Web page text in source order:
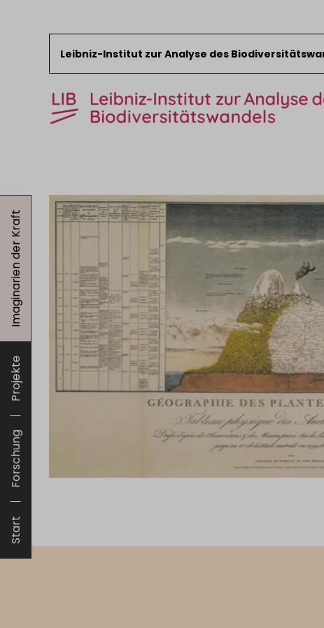
Zum Inhalt springen
Leibniz-Institut zur Analyse des
News
Forschung
Sammlungen
Veranstaltungen
Über das LIB
Start
Forschung
Projekte
Imaginarien der Kraft